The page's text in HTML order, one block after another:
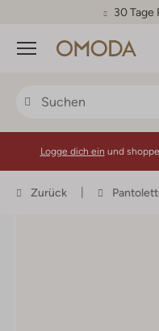
30 Tage
Menü
Logge dich ein und
Zurück